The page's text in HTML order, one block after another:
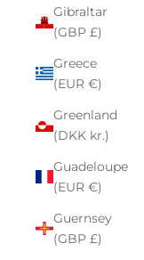
Gibraltar
(GBP £)
Greece
(EUR €)
Greenland
(DKK kr.)
Guadeloupe
(EUR €)
Guernsey
(GBP £)